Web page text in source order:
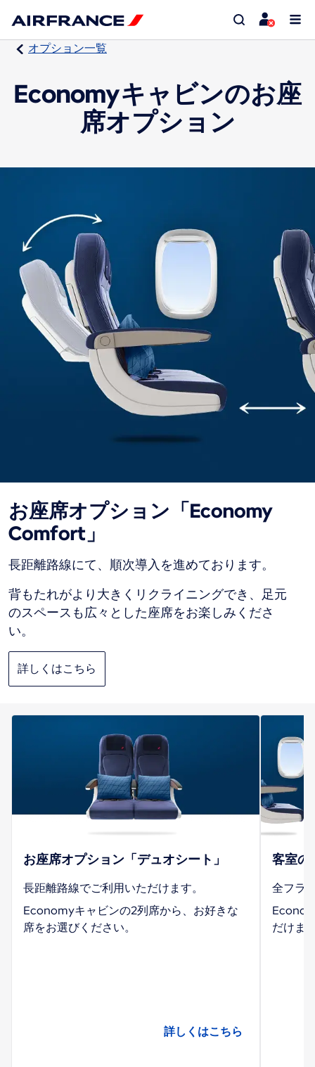
オプション一覧
Economyキャビンのお座
席オプション
お座席オプション「Economy
Comfort」
長距離路線にて、順次導入を進めております。
背もたれがより大きくリクライニングでき、足元
のスペースも広々とした座席をお楽しみくださ
い。
詳しくはこちら
お座席オプション「デュオシート」
長距離路線でご利用いただけます。
Economyキャビンの2列席から、お好きな
席をお選びください。
詳しくはこちら
客室の
全フラ
だけま